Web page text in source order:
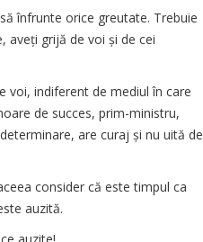
înfrunte orice greutate. Trebuie
aveți grijă de voi și de cei
voi, indiferent de mediul în care
de succes, prim-ministru,
are curaj și nu uită de
consider că este timpul ca
auzită.